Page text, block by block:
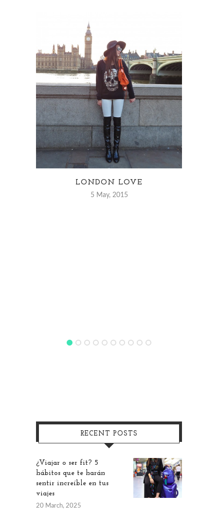
LONDON LOVE
5 May, 2015
RECENT POSTS
¿Viajar o ser fit? 5
hábitos que te harán
sentir increíble en tus
viajes
20 March, 2025